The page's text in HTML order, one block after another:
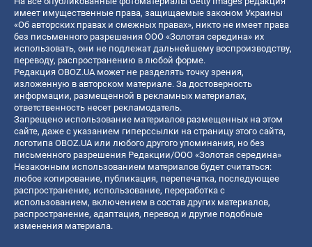
имеет имущественные права, защищаемые законом Украины
«Об авторских правах и смежных правах», никто не имеет права
без письменного разрешения ООО «Золотая середина» их
использовать, они не подлежат дальнейшему воспроизводству,
переводу, распространению в любой форме.
Редакция OBOZ.UA может не разделять точку зрения,
изложенную в авторском материале. За достоверность
информации, размещенной в рекламных материалах,
ответственность несет рекламодатель.
Запрещено использование материалов размещенных на этом
сайте, даже с указанием гиперссылки на страницу этого сайта,
логотипа OBOZ.UA или любого другого упоминания, но без
письменного разрешения Редакции/ООО «Золотая середина»
Незаконным использованием материалов будет считаться:
любое копирование, публикация, перепечатка, последующее
распространение, использование, переработка с
использованием, включением в состав других материалов,
распространение, адаптация, перевод и другие подобные
изменения материала.